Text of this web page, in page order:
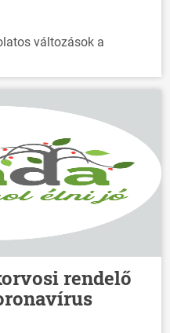
változások a
rendelő